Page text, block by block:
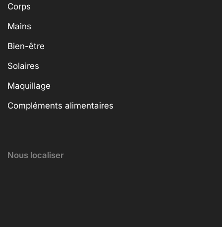
Corps
Mains
Bien-être
Solaires
Maquillage
Compléments alimentaires
Nous localiser